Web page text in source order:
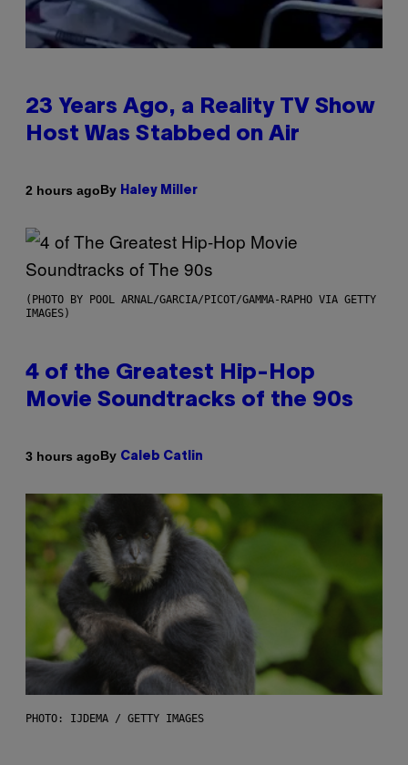
23 Years Ago, a Reality TV Show
Host Was Stabbed on Air
2 hours agoBy Haley Miller
(PHOTO BY POOL ARNAL/GARCIA/PICOT/GAMMA-RAPHO VIA GETTY
IMAGES)
4 of the Greatest Hip-Hop
Movie Soundtracks of the 90s
3 hours agoBy Caleb Catlin
PHOTO: IJDEMA / GETTY IMAGES